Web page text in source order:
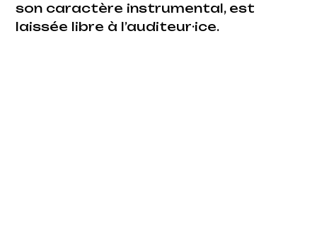
son caractère instrumental, est
laissée libre à l’auditeur·ice.